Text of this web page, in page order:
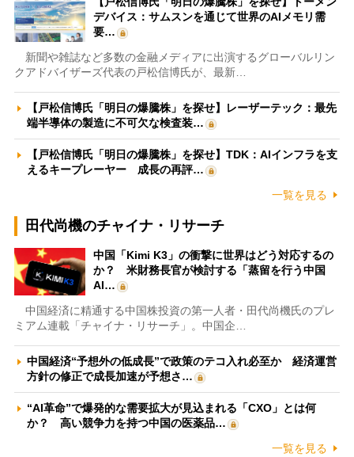
デバイス：サムスンを通じて世界のAIメモリ需
要…
新聞や雑誌など多数の金融メディアに出演するグローバルリン
クアドバイザーズ代表の戸松信博氏が、最新…
【戸松信博氏「明日の爆騰株」を探せ】レーザーテック：最先
端半導体の製造に不可欠な検査装…
【戸松信博氏「明日の爆騰株」を探せ】TDK：AIインフラを支
えるキープレーヤー 成長の再評…
一覧を見る
田代尚機のチャイナ・リサーチ
中国「Kimi K3」の衝撃に世界はどう対応するの
か？ 米財務長官が検討する「蒸留を行う中国
AI…
中国経済に精通する中国株投資の第一人者・田代尚機氏のプレ
ミアム連載「チャイナ・リサーチ」。中国企…
中国経済“予想外の低成長”で政策のテコ入れ必至か 経済運営
方針の修正で成長加速が予想さ…
“AI革命”で爆発的な需要拡大が見込まれる「CXO」とは何
か？ 高い競争力を持つ中国の医薬品…
一覧を見る